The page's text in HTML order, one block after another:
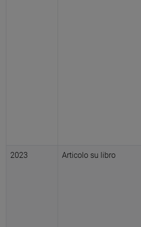
2023 Articolo su libro